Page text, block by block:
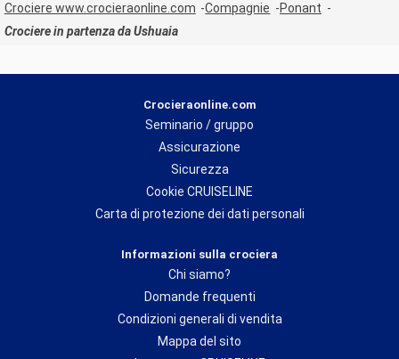
Crociere www.crocieraonline.com Compagnie
Ponant
Crociere in partenza da Ushuaia
Crocieraonline.com
Seminario / gruppo
Assicurazione
Sicurezza
Cookie CRUISELINE
Carta di protezione dei dati personali
Informazioni sulla crociera
Chi siamo?
Domande frequenti
Condizioni generali di vendita
Mappa del sito